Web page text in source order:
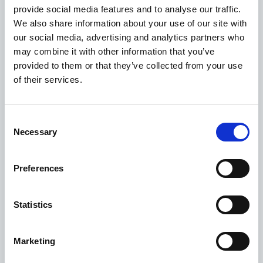
provide social media features and to analyse our traffic.
We also share information about your use of our site with
our social media, advertising and analytics partners who
may combine it with other information that you’ve
provided to them or that they’ve collected from your use
of their services.
Selection
Necessary
Preferences
Statistics
Marketing
Repubblica Ceca